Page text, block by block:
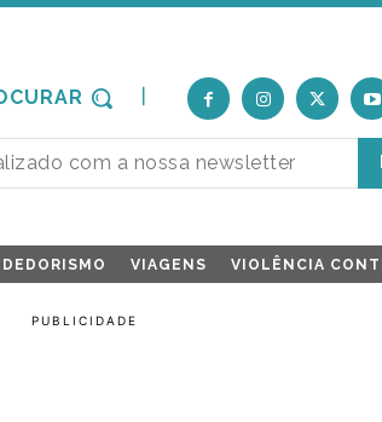
VIAGENS VIOLÊNCIA